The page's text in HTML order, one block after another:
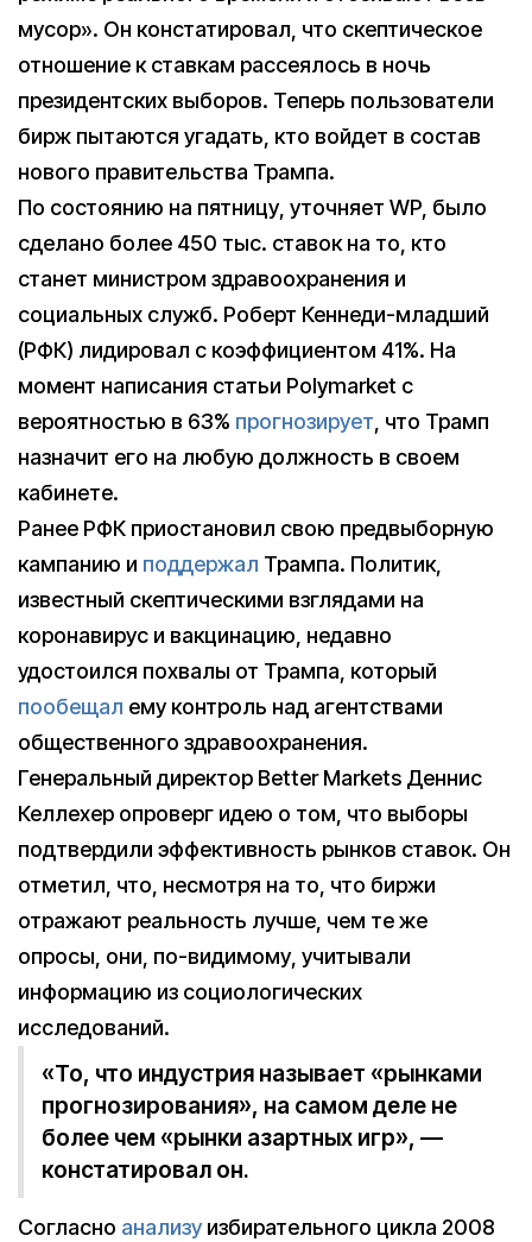
мусор». Он констатировал, что скептическое
отношение к ставкам рассеялось в ночь
президентских выборов. Теперь пользователи
бирж пытаются угадать, кто войдет в состав
нового правительства Трампа.
По состоянию на пятницу, уточняет WP, было
сделано более 450 тыс. ставок на то, кто
станет министром здравоохранения и
социальных служб. Роберт Кеннеди-младший
(РФК) лидировал с коэффициентом 41%. На
момент написания статьи Polymarket с
вероятностью в 63% прогнозирует, что Трамп
назначит его на любую должность в своем
кабинете.
Ранее РФК приостановил свою предвыборную
кампанию и поддержал Трампа. Политик,
известный скептическими взглядами на
коронавирус и вакцинацию, недавно
удостоился похвалы от Трампа, который
пообещал ему контроль над агентствами
общественного здравоохранения.
Генеральный директор Better Markets Деннис
Келлехер опроверг идею о том, что выборы
подтвердили эффективность рынков ставок. Он
отметил, что, несмотря на то, что биржи
отражают реальность лучше, чем те же
опросы, они, по-видимому, учитывали
информацию из социологических
исследований.
«То, что индустрия называет «рынками
прогнозирования», на самом деле не
более чем «рынки азартных игр», —
констатировал он.
Согласно анализу избирательного цикла 2008